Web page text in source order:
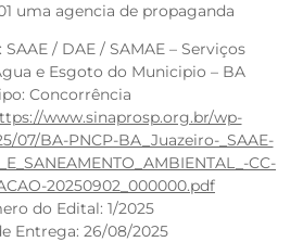
uma agencia de propaganda
/ DAE / SAMAE – Serviços
e Esgoto do Municipio – BA
Concorrência
www.sinaprosp.org.br/wp-
07/BA-PNCP-BA_Juazeiro-_SAAE-
CC-
20250902_000000.pdf
do Edital: 1/2025
Entrega: 26/08/2025